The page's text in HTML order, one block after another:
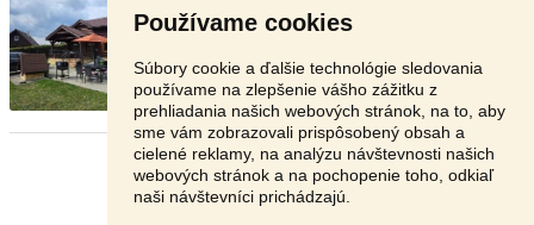
Používame cookies
Súbory cookie a ďalšie technológie sledovania
používame na zlepšenie vášho zážitku z
prehliadania našich webových stránok, na to, aby
sme vám zobrazovali prispôsobený obsah a
cielené reklamy, na analýzu návštevnosti našich
webových stránok a na pochopenie toho, odkiaľ
naši návštevníci prichádzajú.
Ponúkame na prenájom chatu v krásnom prostredí
obce Varín, vhodnú ...
Žilina - 013 03
Stránka: 1 2 3 Ďalšia